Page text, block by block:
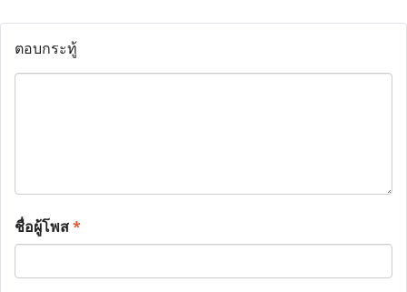
ตอบกระทู้
ชื่อผู้โพส*